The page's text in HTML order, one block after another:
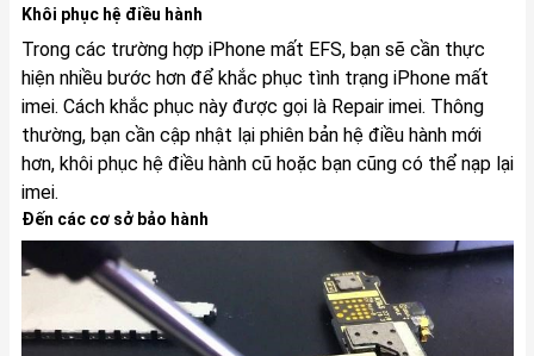
Khôi phục hệ điều hành
Trong các trường hợp iPhone mất EFS, bạn sẽ cần thực
hiện nhiều bước hơn để khắc phục tình trạng iPhone mất
imei. Cách khắc phục này được gọi là Repair imei. Thông
thường, bạn cần cập nhật lại phiên bản hệ điều hành mới
hơn, khôi phục hệ điều hành cũ hoặc bạn cũng có thể nạp lại
imei.
Đến các cơ sở bảo hành